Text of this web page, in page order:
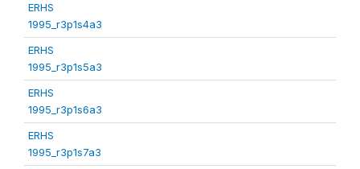
ERHS
1995_r3p1s4a3
ERHS
1995_r3p1s5a3
ERHS
1995_r3p1s6a3
ERHS
1995_r3p1s7a3